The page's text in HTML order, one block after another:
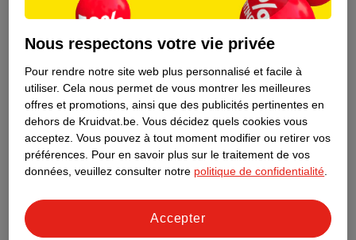
Nous respectons votre vie privée
Pour rendre notre site web plus personnalisé et facile à
utiliser. Cela nous permet de vous montrer les meilleures
offres et promotions, ainsi que des publicités pertinentes en
dehors de Kruidvat.be. Vous décidez quels cookies vous
acceptez. Vous pouvez à tout moment modifier ou retirer vos
préférences. Pour en savoir plus sur le traitement de vos
données, veuillez consulter notre politique de confidentialité
Accepter